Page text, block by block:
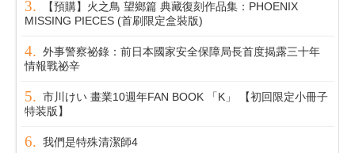
【預購】火之鳥 望鄉篇 典藏復刻作品集：PHOENIX
MISSING PIECES (首刷限定盒裝版)
外事警察祕錄：前日本國家安全保障局長首度揭露三十年
情報戰祕辛
市川けい 畫業10週年FAN BOOK 「K」 【初回限定小冊子
特装版】
我們是特殊清潔師4